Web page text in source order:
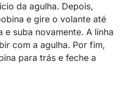
da agulha. Depois,
e gire o volante até
e suba novamente. A linha
com a agulha. Por fim,
para trás e feche a